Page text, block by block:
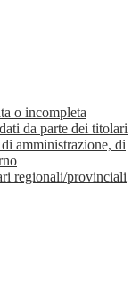
o incompleta
da parte dei titolari
amministrazione, di
regionali/provinciali